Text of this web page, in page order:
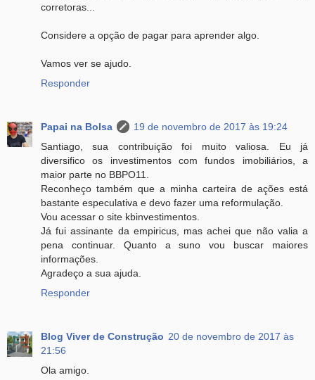
corretoras...
Considere a opção de pagar para aprender algo.
Vamos ver se ajudo.
Responder
Papai na Bolsa
19 de novembro de 2017 às 19:24
Santiago, sua contribuição foi muito valiosa. Eu já
diversifico os investimentos com fundos imobiliários, a
maior parte no BBPO11.
Reconheço também que a minha carteira de ações está
bastante especulativa e devo fazer uma reformulação.
Vou acessar o site kbinvestimentos.
Já fui assinante da empiricus, mas achei que não valia a
pena continuar. Quanto a suno vou buscar maiores
informações.
Agradeço a sua ajuda.
Responder
Blog Viver de Construção 20 de novembro de 2017 às
21:56
Ola amigo.